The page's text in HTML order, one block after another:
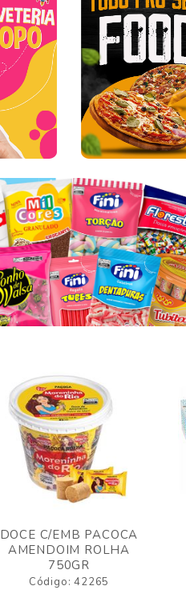
DOCE C/EMB PACOCA
AMENDOIM ROLHA
750GR
Código: 42265